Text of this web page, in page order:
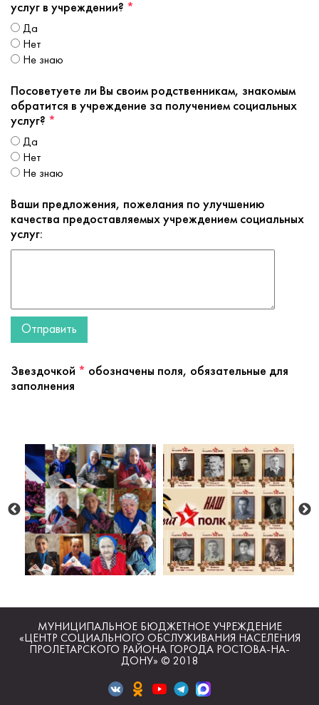
услуг в учреждении? *
да
нет
не знаю
Посоветуете ли Вы своим родственникам, знакомым
обратится в учреждение за получением социальных
услуг? *
да
нет
не знаю
Ваши предложения, пожелания по улучшению
качества предоставляемых учреждением социальных
услуг:
Отправить
Звездочкой * обозначены поля, обязательные для
заполнения
МУНИЦИПАЛЬНОЕ БЮДЖЕТНОЕ УЧРЕЖДЕНИЕ
«ЦЕНТР СОЦИАЛЬНОГО ОБСЛУЖИВАНИЯ НАСЕЛЕНИЯ
ПРОЛЕТАРСКОГО РАЙОНА ГОРОДА РОСТОВА-НА-
ДОНУ» © 2018